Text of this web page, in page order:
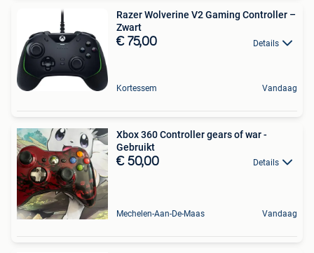
Razer Wolverine V2 Gaming Controller –
Zwart
€ 75,00 Details
Kortessem Vandaag
Xbox 360 Controller gears of war -
Gebruikt
€ 50,00 Details
Mechelen-Aan-De-Maas Vandaag